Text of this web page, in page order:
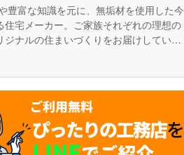
豊富な知識を元に、無垢材を使用した今
住宅メーカー。ご家族それぞれの理想の
ナルの住まいづくりをお届けしていま